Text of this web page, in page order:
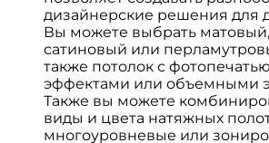
дизайнерские решения для
Вы можете выбрать
сатиновый или
также потолок с
эффектами или объемными
Также вы можете
виды и цвета натяжных
многоуровневые или